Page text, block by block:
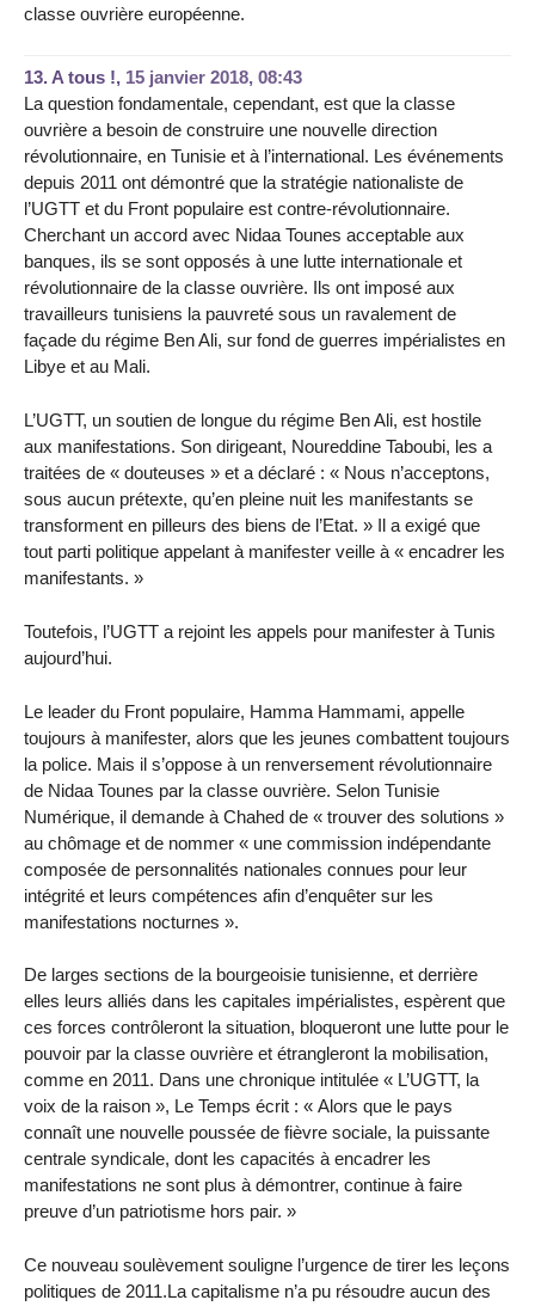
classe ouvrière européenne.
13. A tous !, 15 janvier 2018, 08:43
La question fondamentale, cependant, est que la classe
ouvrière a besoin de construire une nouvelle direction
révolutionnaire, en Tunisie et à l’international. Les événements
depuis 2011 ont démontré que la stratégie nationaliste de
l’UGTT et du Front populaire est contre-révolutionnaire.
Cherchant un accord avec Nidaa Tounes acceptable aux
banques, ils se sont opposés à une lutte internationale et
révolutionnaire de la classe ouvrière. Ils ont imposé aux
travailleurs tunisiens la pauvreté sous un ravalement de
façade du régime Ben Ali, sur fond de guerres impérialistes en
Libye et au Mali.
L’UGTT, un soutien de longue du régime Ben Ali, est hostile
aux manifestations. Son dirigeant, Noureddine Taboubi, les a
traitées de « douteuses » et a déclaré : « Nous n’acceptons,
sous aucun prétexte, qu’en pleine nuit les manifestants se
transforment en pilleurs des biens de l’Etat. » Il a exigé que
tout parti politique appelant à manifester veille à « encadrer les
manifestants. »
Toutefois, l’UGTT a rejoint les appels pour manifester à Tunis
aujourd’hui.
Le leader du Front populaire, Hamma Hammami, appelle
toujours à manifester, alors que les jeunes combattent toujours
la police. Mais il s’oppose à un renversement révolutionnaire
de Nidaa Tounes par la classe ouvrière. Selon Tunisie
Numérique, il demande à Chahed de « trouver des solutions »
au chômage et de nommer « une commission indépendante
composée de personnalités nationales connues pour leur
intégrité et leurs compétences afin d’enquêter sur les
manifestations nocturnes ».
De larges sections de la bourgeoisie tunisienne, et derrière
elles leurs alliés dans les capitales impérialistes, espèrent que
ces forces contrôleront la situation, bloqueront une lutte pour le
pouvoir par la classe ouvrière et étrangleront la mobilisation,
comme en 2011. Dans une chronique intitulée « L’UGTT, la
voix de la raison », Le Temps écrit : « Alors que le pays
connaît une nouvelle poussée de fièvre sociale, la puissante
centrale syndicale, dont les capacités à encadrer les
manifestations ne sont plus à démontrer, continue à faire
preuve d’un patriotisme hors pair. »
Ce nouveau soulèvement souligne l’urgence de tirer les leçons
politiques de 2011.La capitalisme n’a pu résoudre aucun des